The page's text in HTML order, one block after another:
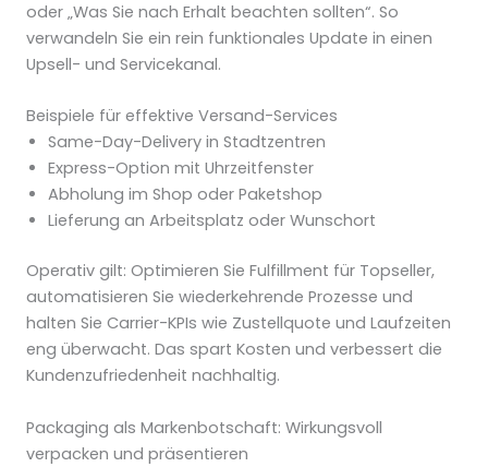
oder „Was Sie nach Erhalt beachten sollten“. So
verwandeln Sie ein rein funktionales Update in einen
Upsell- und Servicekanal.
Beispiele für effektive Versand-Services
Same-Day-Delivery in Stadtzentren
Express-Option mit Uhrzeitfenster
Abholung im Shop oder Paketshop
Lieferung an Arbeitsplatz oder Wunschort
Operativ gilt: Optimieren Sie Fulfillment für Topseller,
automatisieren Sie wiederkehrende Prozesse und
halten Sie Carrier-KPIs wie Zustellquote und Laufzeiten
eng überwacht. Das spart Kosten und verbessert die
Kundenzufriedenheit nachhaltig.
Packaging als Markenbotschaft: Wirkungsvoll
verpacken und präsentieren